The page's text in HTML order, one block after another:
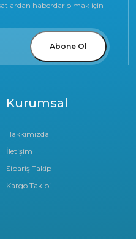
haberdar olmak için
Abone Ol
Kurumsal
Hakkımızda
İletişim
Sipariş Takip
Kargo Takibi